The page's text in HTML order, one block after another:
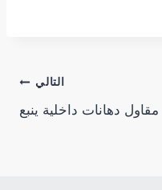
التالي
مقاول دهانات داخلية ينبع